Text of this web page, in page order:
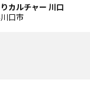
カルチャー 川口
口市